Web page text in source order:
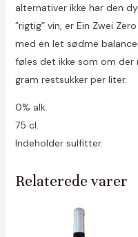
alternativer ikke har den
”rigtig” vin, er Ein Zwei
med en let sødme
føles det ikke som om der
gram restsukker per liter.
0% alk.
75 cl.
Indeholder sulfitter.
Relaterede varer